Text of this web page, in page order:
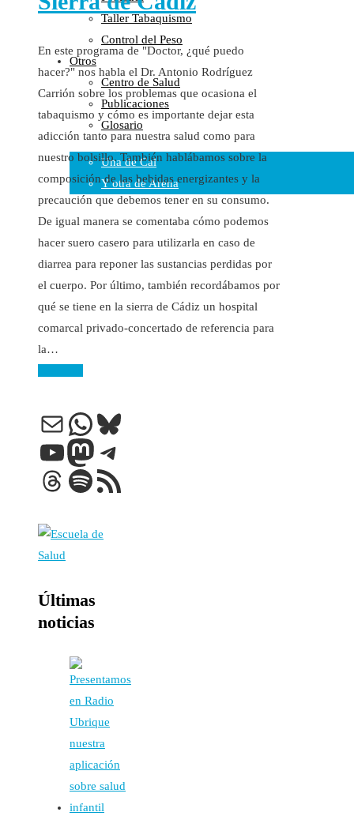
Otros
Vídeos
Cara Oscura Sanidad
Humor
Cal y Arena
Una de Cal
Y otra de Arena
Enlaces
Newsletter
Taller Tabaquismo
Control del Peso
Otros
Centro de Salud
Publicaciones
Glosario
En este programa de "Doctor, ¿qué puedo
hacer?" nos habla el Dr. Antonio Rodríguez
Carrión sobre los problemas que ocasiona el
tabaquismo y cómo es importante dejar esta
adicción tanto para nuestra salud como para
nuestro bolsillo. También hablábamos sobre la
composición de las bebidas energizantes y la
precaución que debemos tener en su consumo.
De igual manera se comentaba cómo podemos
hacer suero casero para utilizarla en caso de
diarrea para reponer las sustancias perdidas por
el cuerpo. Por último, también recordábamos por
qué se tiene en la sierra de Cádiz un hospital
comarcal privado-concertado de referencia para
la…
Correo electrónico
WhatsApp
Bluesky
YouTube
Mastodon
Telegram
Threads
Spotify
Feed RSS
Últimas
noticias